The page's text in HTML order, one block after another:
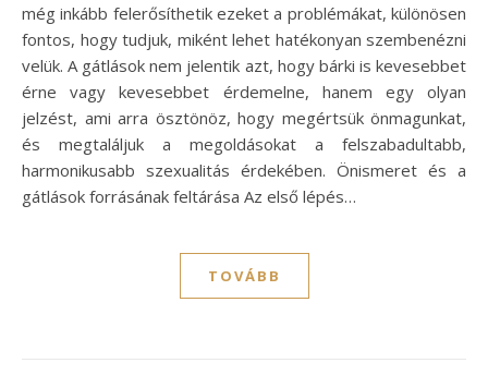
még inkább felerősíthetik ezeket a problémákat, különösen
fontos, hogy tudjuk, miként lehet hatékonyan szembenézni
velük. A gátlások nem jelentik azt, hogy bárki is kevesebbet
érne vagy kevesebbet érdemelne, hanem egy olyan
jelzést, ami arra ösztönöz, hogy megértsük önmagunkat,
és megtaláljuk a megoldásokat a felszabadultabb,
harmonikusabb szexualitás érdekében. Önismeret és a
gátlások forrásának feltárása Az első lépés…
TOVÁBB